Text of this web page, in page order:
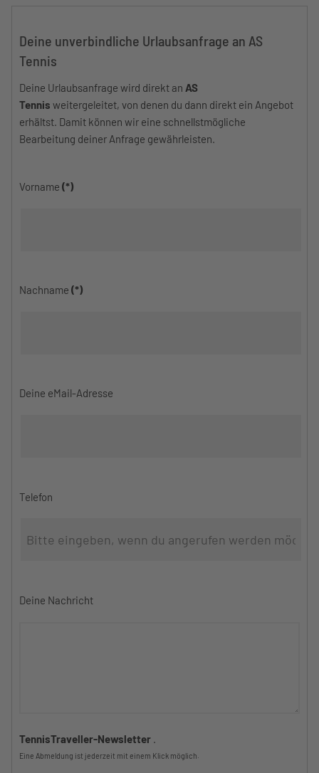
Deine unverbindliche Urlaubsanfrage an AS
Tennis
Deine Urlaubsanfrage wird direkt an AS
Tennis weitergeleitet, von denen du dann direkt ein Angebot
erhältst. Damit können wir eine schnellstmögliche
Bearbeitung deiner Anfrage gewährleisten.
Vorname (*)
Nachname (*)
Deine eMail-Adresse
Telefon
Deine Nachricht
TennisTraveller-Newsletter
Eine Abmeldung ist jederzeit mit einem Klick möglich.